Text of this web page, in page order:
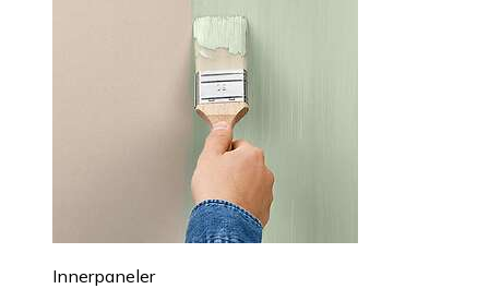
Innerpaneler